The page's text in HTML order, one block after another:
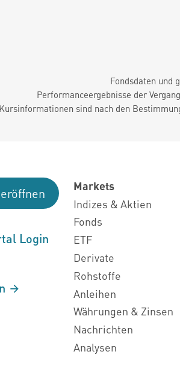
Fondsdaten und
Performanceergebnisse der
sind nach den
Login
Markets
Indizes & Aktien
Fonds
ETF
Derivate
Rohstoffe
Anleihen
Währungen & Zinsen
Nachrichten
Analysen